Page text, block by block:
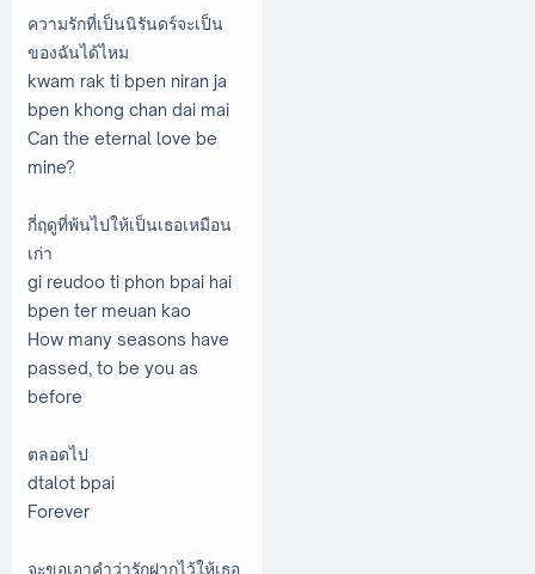
ความรักที่เป็นนิรันดร์จะเป็น
ของฉันได้ไหม
kwam rak ti bpen niran ja
bpen khong chan dai mai
Can the eternal love be
mine?
กี่ฤดูที่พ้นไปให้เป็นเธอเหมือน
เก่า
gi reudoo ti phon bpai hai
bpen ter meuan kao
How many seasons have
passed, to be you as
before
ตลอดไป
dtalot bpai
Forever
จะขอเอาคำว่ารักฝากไว้ให้เธอ